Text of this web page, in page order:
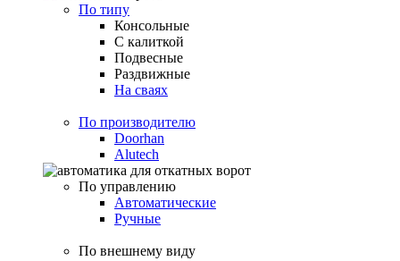
По типу
Консольные
С калиткой
Подвесные
Раздвижные
На сваях
По производителю
Doorhan
Alutech
По управлению
Автоматические
Ручные
По внешнему виду